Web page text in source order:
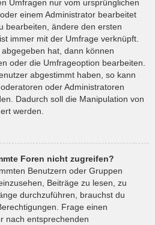
Umfragen nur vom ursprünglichen
einem Administrator bearbeitet
bearbeiten, ändere den ersten
immer mit der Umfrage verknüpft.
hat, dann können
oder die Umfrageoption bearbeiten.
abgestimmt haben, so kann
oder Administratoren
Dadurch soll die Manipulation von
werden.
Foren nicht zugreifen?
Benutzern oder Gruppen
Beiträge zu lesen, zu
durchzuführen, brauchst du
Frage einen
nach entsprechenden